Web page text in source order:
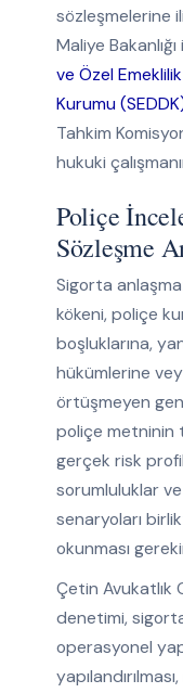
sözleşmelerine
Maliye
ve Özel
Kurumu
Tahkim
hukuki
Poliçe
Sözleşme
Sigorta
kökeni, poliçe
boşluklarına,
hükümlerine
örtüşmeyen
poliçe metninin
gerçek risk
sorumluluklar
senaryoları
okunması
Çetin Avukatlık
denetimi,
operasyonel